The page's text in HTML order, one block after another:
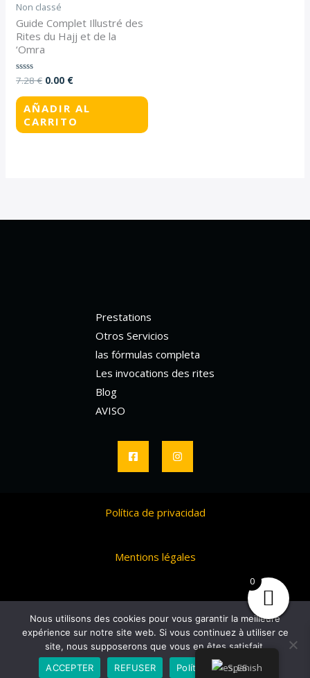
Non classé
Guide Complet Illustré des
Rites du Hajj et de la
‘Omra
Valorado
0
de
7.28€ 0.00 €
AÑADIR AL
CARRITO
Prestations
Otros Servicios
las fórmulas completa
Les invocations des rites
Blog
AVISO
Política de privacidad
Mentions légales
Copyright © 2026 omrasansagence | Powered by
omrasansagence
Spanish
0
Nous utilisons des cookies pour vous garantir la meilleure
expérience sur notre site web. Si vous continuez à utiliser ce
site, nous supposerons que vous en êtes satisfait.
ACCEPTER
REFUSER Política de privacidad